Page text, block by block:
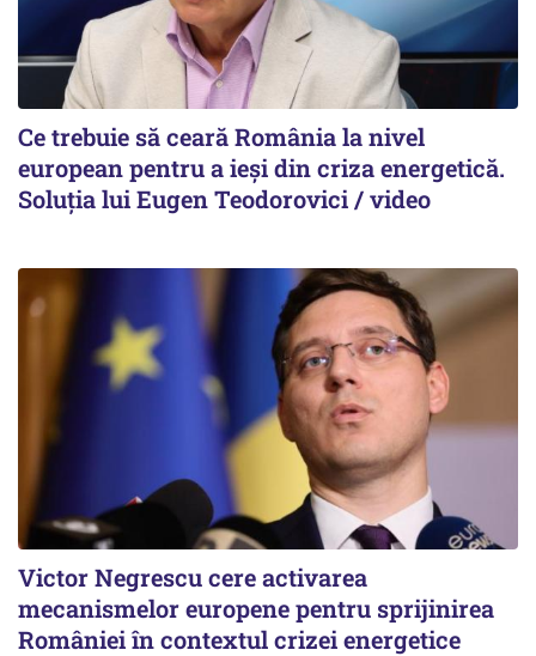
Ce trebuie să ceară România la nivel
european pentru a ieși din criza energetică.
Soluția lui Eugen Teodorovici / video
Victor Negrescu cere activarea
mecanismelor europene pentru sprijinirea
României în contextul crizei energetice